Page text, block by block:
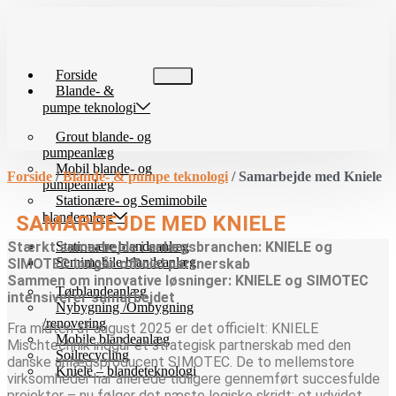
Forside
Blande- &
pumpe teknologi
Grout blande- og
pumpeanlæg
Mobil blande- og
pumpeanlæg
Stationære- og Semimobile
blandeanlæg
Stationære blandeanlæg
Semimobile blandeanlæg
Tørblandeanlæg
Nybygning /Ombygning
/renovering
Mobile blandeanlæg
Soilrecycling
Kniele – blandeteknologi
Forside /Blande- & pumpe teknologi / Samarbejde med Kniele
SAMARBEJDE MED KNIELE
Stærkt samarbejde i anlægsbranchen: KNIELE og
SIMOTEC indgår officiel partnerskab
Sammen om innovative løsninger: KNIELE og SIMOTEC
intensiverer samarbejdet
Fra midten af august 2025 er det officielt: KNIELE
Mischtechnik indgår et strategisk partnerskab med den
danske anlægsproducent SIMOTEC. De to mellemstore
virksomheder har allerede tidligere gennemført succesfulde